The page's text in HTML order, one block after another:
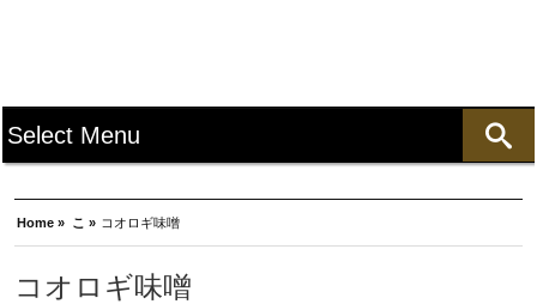
Home » こ » コオロギ味噌
コオロギ味噌